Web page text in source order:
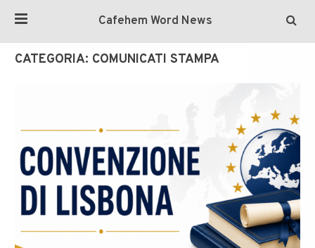
Cafehem Word News
CATEGORIA: COMUNICATI STAMPA